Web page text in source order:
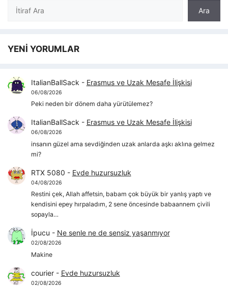
Ara
Ara
YENİ YORUMLAR
ItalianBallSack - Erasmus ve Uzak Mesafe İlişkisi
06/08/2026
Peki neden bir dönem daha yürütülemez?
ItalianBallSack - Erasmus ve Uzak Mesafe İlişkisi
06/08/2026
insanın güzel ama sevdiğinden uzak anlarda aşkı aklına gelmez
mi?
RTX 5080 - Evde huzursuzluk
04/08/2026
Restini çek, Allah affetsin, babam çok büyük bir yanlış yaptı ve
kendisini epey hırpaladım, 2 sene öncesinde babaannem çivili
sopayla…
İpucu - Ne senle ne de sensiz yaşanmıyor
02/08/2026
Makine
courier- Evde huzursuzluk
02/08/2026